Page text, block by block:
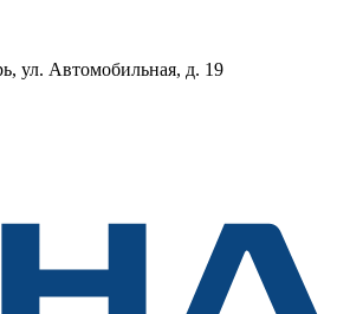
ул. Автомобильная, д. 19